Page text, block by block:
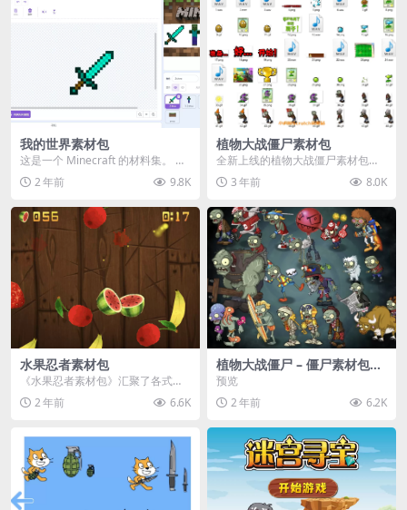
我的世界素材包
这是一个 Minecraft 的材料集。 操
作方法如下： 工具 → 右箭头 怪物...
2 年前 9.8K
植物大战僵尸素材包
全新上线的植物大战僵尸素材包，
内含48个精选资源，涵盖角色、场
景、音效等多样内容...
3 年前 8.0K
水果忍者素材包
《水果忍者素材包》汇聚了各式鲜
美诱人的水果图像与清脆悦耳的切
割音效，专为追求极致...
2 年前 6.6K
植物大战僵尸 – 僵尸素材包
【可预览】
预览
2 年前
6.2K